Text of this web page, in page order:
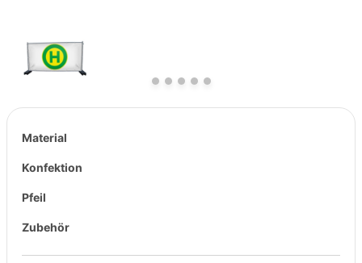
Material
Konfektion
Pfeil
Zubehör